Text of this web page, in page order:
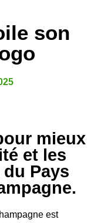
son
mieux
et les
Pays
est